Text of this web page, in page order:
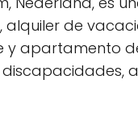
de
apartamento